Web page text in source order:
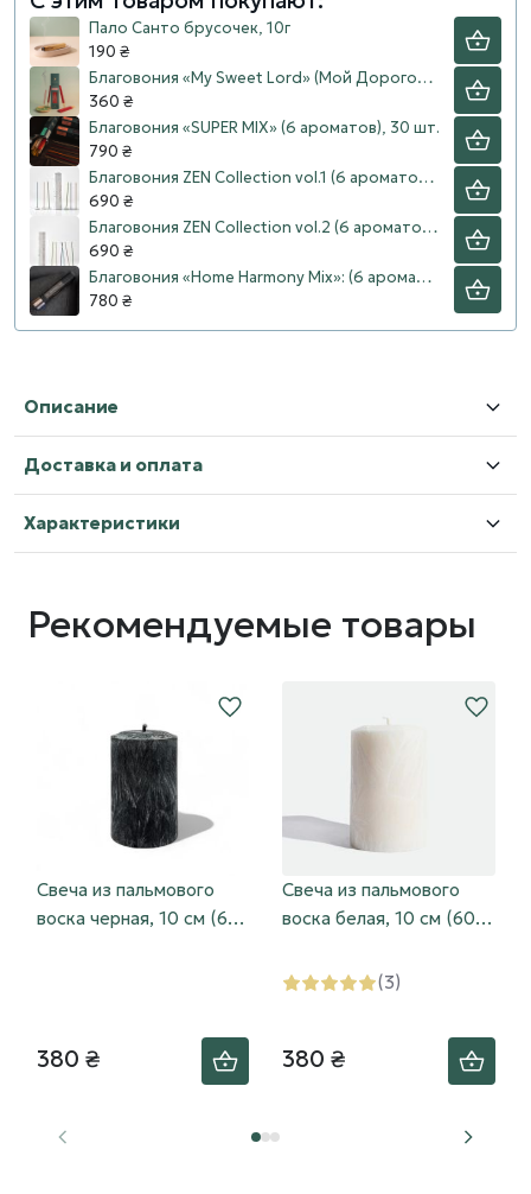
Пало Санто брусочек, 10г
190 ₴
Благовония «My Sweet Lord» (Мой Дорогой Бог), 10 шт.
360 ₴
Благовония «SUPER MIX» (6 ароматов), 30 шт.
790 ₴
Благовония ZEN Collection vol.1 (6 ароматов), 30 шт.
690 ₴
Благовония ZEN Collection vol.2 (6 ароматов), 30 шт.
690 ₴
Благовония «Home Harmony Mix»: (6 ароматов), 30 шт.
780 ₴
Описание
Доставка и оплата
Характеристики
Рекомендуемые товары
Свеча из пальмового
воска черная, 10 см (60
380 ₴
Свеча из пальмового
воска белая, 10 см (60
(3)
380 ₴